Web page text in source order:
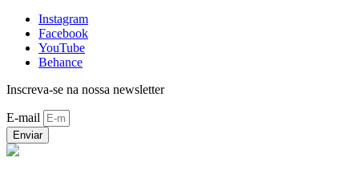
Instagram
Facebook
YouTube
Behance
Inscreva-se na nossa newsletter
E-mail
Enviar